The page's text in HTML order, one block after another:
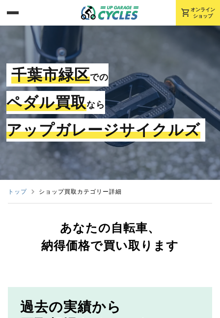
shopping_cart オンライン
ショップ
千葉市緑区での
ペダル買取なら
アップガレージサイクルズ
トップ ショップ買取カテゴリー詳細
あなたの自転車、
納得価格で買い取ります
過去の実績から